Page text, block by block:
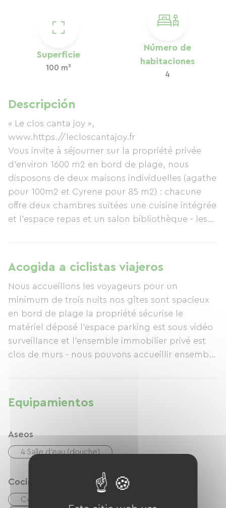
Superficie
100 m²
Número de
habitaciones
4
Descripción
« Le clos canta joy »,
www.https.//lecloscantajoy.fr
Vous invite à séjourner sur la propriété privée
d’environ 1600 m2 en bord de plage, nous
disposons de deux maisons individuelles (agathe
pour 100m2 et Cyrene pour 85 m2) : chacune
offre deux chambres suitées une cuisine intégrée
et l’espace repas et un salon bibliothèque - les
ou sous la paillote… tout est pensé pour la
détente et le farniente.
Acogida a ciclistas viajeros
Nous accueillons les voyageurs pour un
minimum de trois nuits nos gîtes sont spacieux
en bord de plage la propriété sécurise le
matériel déposé l’espace parking est sous vidéo
surveillance et l’ensemble immobilier privé est
clos de murs - nous pouvons accueillir ensemble
confort contemporain, les pieds presque dans
l’eau.
Equipamientos
Aseos
4 Salle d'eau (douche)
Cocina
Cocina